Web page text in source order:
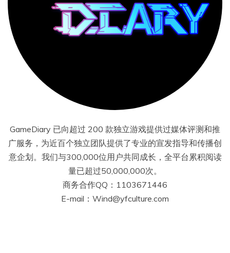
GameDiary 已向超过 200 款独立游戏提供过媒体评测和推
广服务，为近百个独立团队提供了专业的宣发指导和传播创
意企划。我们与300,000位用户共同成长，全平台累积阅读
量已超过50,000,000次。
商务合作QQ：1103671446
E-mail：Wind@yfculture.com